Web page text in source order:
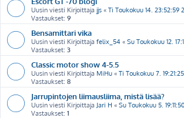
Uusin viesti Kirjoittaja jjs « Ti Toukokuu 14. 23:52:59
Vastaukset: 9
Bensamittari vika
Uusin viesti Kirjoittaja felix_54 « Su Toukokuu 12.
Vastaukset: 3
Classic motor show 4-5.5
Uusin viesti Kirjoittaja MiHu « Ti Toukokuu 7.
Vastaukset: 8
Jarrupintojen liimausliima, mistä lisää?
Uusin viesti Kirjoittaja Jari H « Su Toukokuu 5.
Vastaukset: 1